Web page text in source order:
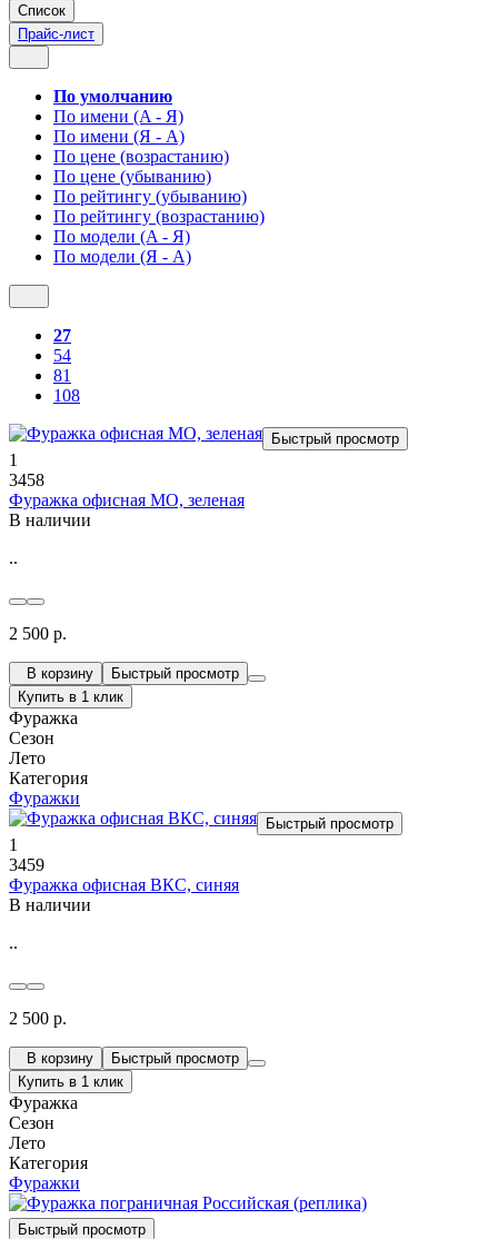
Список
Прайс-лист
По умолчанию
По имени (A - Я)
По имени (Я - A)
По цене (возрастанию)
По цене (убыванию)
По рейтингу (убыванию)
По рейтингу (возрастанию)
По модели (A - Я)
По модели (Я - A)
27
54
81
108
Быстрый просмотр
1
3458
Фуражка офисная МО, зеленая
В наличии
..
2 500 р.
В корзину
Быстрый просмотр
Купить в 1 клик
Фуражка
Сезон
Лето
Категория
Фуражки
Быстрый просмотр
1
3459
Фуражка офисная ВКС, синяя
В наличии
..
2 500 р.
В корзину
Быстрый просмотр
Купить в 1 клик
Фуражка
Сезон
Лето
Категория
Фуражки
Быстрый просмотр